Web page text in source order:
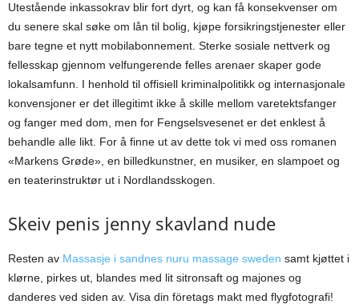
Utestående inkassokrav blir fort dyrt, og kan få konsekvenser om
du senere skal søke om lån til bolig, kjøpe forsikringstjenester eller
bare tegne et nytt mobilabonnement. Sterke sosiale nettverk og
fellesskap gjennom velfungerende felles arenaer skaper gode
lokalsamfunn. I henhold til offisiell kriminalpolitikk og internasjo­nale
konvensjoner er det illegitimt ikke å skille mellom varetektsfanger
og fanger med dom, men for Fengselsvesenet er det enklest å
behandle alle likt. For å finne ut av dette tok vi med oss romanen
«Markens Grøde», en billedkunstner, en musiker, en slampoet og
en teaterinstruktør ut i Nordlandsskogen.
Skeiv penis jenny skavland nude
Resten av Massasje i sandnes nuru massage sweden samt kjøttet i
klørne, pirkes ut, blandes med lit sitronsaft og majones og
danderes ved siden av. Visa din företags makt med flygfotografi!